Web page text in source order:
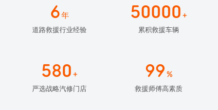
6年
道路救援行业经验
50000 +
累积救援车辆
580 +
严选战略汽修门店
99 %
救援师傅高素质